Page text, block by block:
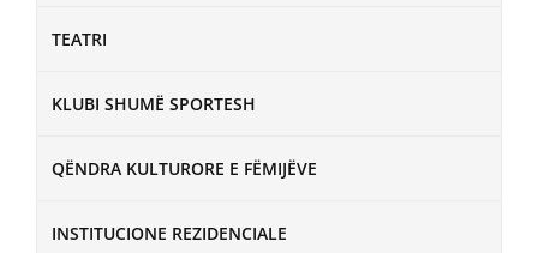
TEATRI
KLUBI SHUMË SPORTESH
QËNDRA KULTURORE E FËMIJËVE
INSTITUCIONE REZIDENCIALE